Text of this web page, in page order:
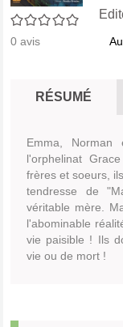
0/5
0 avis
RÉSUMÉ
Emma,
l'orphelinat
frères et soeurs,
tendresse de
véritable mère.
l'abominable
vie paisible ! Ils
vie ou de mort !